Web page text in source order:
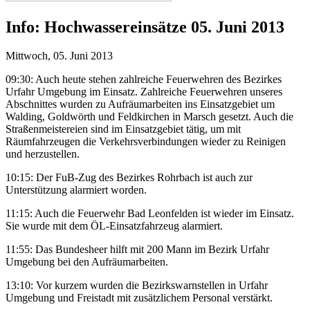
Info: Hochwassereinsätze 05. Juni 2013
Mittwoch, 05. Juni 2013
09:30: Auch heute stehen zahlreiche Feuerwehren des Bezirkes
Urfahr Umgebung im Einsatz. Zahlreiche Feuerwehren unseres
Abschnittes wurden zu Aufräumarbeiten ins Einsatzgebiet um
Walding, Goldwörth und Feldkirchen in Marsch gesetzt. Auch die
Straßenmeistereien sind im Einsatzgebiet tätig, um mit
Räumfahrzeugen die Verkehrsverbindungen wieder zu Reinigen
und herzustellen.
10:15: Der FuB-Zug des Bezirkes Rohrbach ist auch zur
Unterstützung alarmiert worden.
11:15: Auch die Feuerwehr Bad Leonfelden ist wieder im Einsatz.
Sie wurde mit dem ÖL-Einsatzfahrzeug alarmiert.
11:55: Das Bundesheer hilft mit 200 Mann im Bezirk Urfahr
Umgebung bei den Aufräumarbeiten.
13:10: Vor kurzem wurden die Bezirkswarnstellen in Urfahr
Umgebung und Freistadt mit zusätzlichem Personal verstärkt.